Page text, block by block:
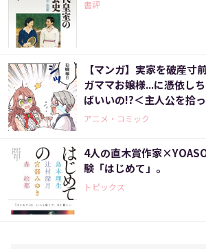
書評
【マンガ】実家を破産寸
ガママお嬢様...に憑依し
ばいいの!?＜主人公を拾
た 2話＞
アニメ・コミック
4人の直木賞作家
験「はじめて」。
トピックス